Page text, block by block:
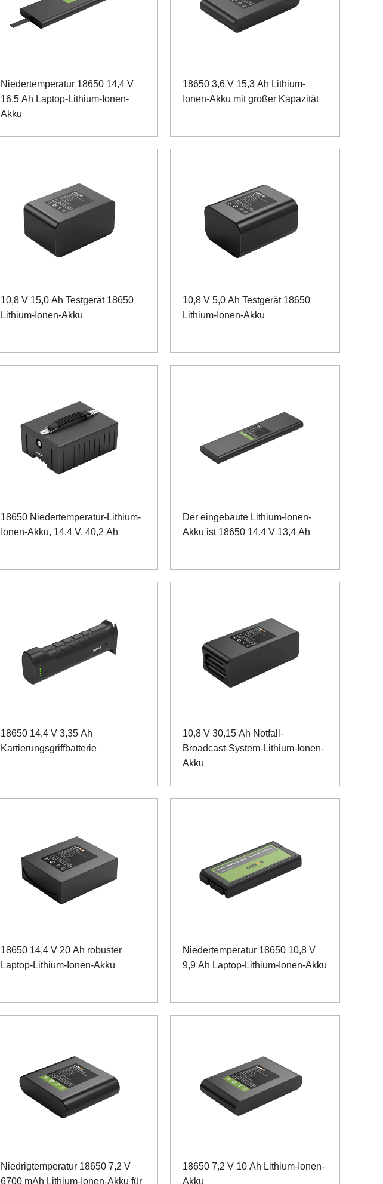
Niedertemperatur 18650 14,4 V
16,5 Ah Laptop-Lithium-Ionen-
Akku
18650 3,6 V 15,3 Ah Lithium-
Ionen-Akku mit großer Kapazität
10,8 V 15,0 Ah Testgerät 18650
Lithium-Ionen-Akku
10,8 V 5,0 Ah Testgerät 18650
Lithium-Ionen-Akku
18650 Niedertemperatur-Lithium-
Ionen-Akku, 14,4 V, 40,2 Ah
Der eingebaute Lithium-Ionen-
Akku ist 18650 14,4 V 13,4 Ah
18650 14,4 V 3,35 Ah
Kartierungsgriffbatterie
10,8 V 30,15 Ah Notfall-
Broadcast-System-Lithium-Ionen-
Akku
18650 14,4 V 20 Ah robuster
Laptop-Lithium-Ionen-Akku
Niedertemperatur 18650 10,8 V
9,9 Ah Laptop-Lithium-Ionen-Akku
Niedrigtemperatur 18650 7,2 V
6700 mAh Lithium-Ionen-Akku für
18650 7,2 V 10 Ah Lithium-Ionen-
Akku